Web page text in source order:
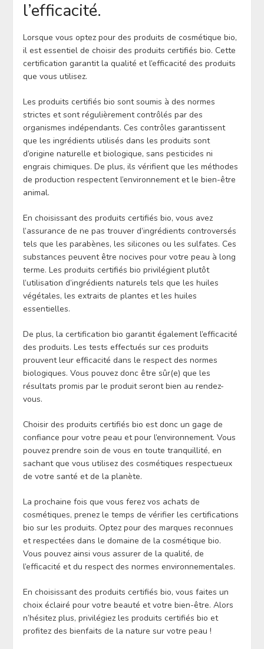
l’efficacité.
Lorsque vous optez pour des produits de cosmétique bio,
il est essentiel de choisir des produits certifiés bio. Cette
certification garantit la qualité et l’efficacité des produits
que vous utilisez.
Les produits certifiés bio sont soumis à des normes
strictes et sont régulièrement contrôlés par des
organismes indépendants. Ces contrôles garantissent
que les ingrédients utilisés dans les produits sont
d’origine naturelle et biologique, sans pesticides ni
engrais chimiques. De plus, ils vérifient que les méthodes
de production respectent l’environnement et le bien-être
animal.
En choisissant des produits certifiés bio, vous avez
l’assurance de ne pas trouver d’ingrédients controversés
tels que les parabènes, les silicones ou les sulfates. Ces
substances peuvent être nocives pour votre peau à long
terme. Les produits certifiés bio privilégient plutôt
l’utilisation d’ingrédients naturels tels que les huiles
végétales, les extraits de plantes et les huiles
essentielles.
De plus, la certification bio garantit également l’efficacité
des produits. Les tests effectués sur ces produits
prouvent leur efficacité dans le respect des normes
biologiques. Vous pouvez donc être sûr(e) que les
résultats promis par le produit seront bien au rendez-
vous.
Choisir des produits certifiés bio est donc un gage de
confiance pour votre peau et pour l’environnement. Vous
pouvez prendre soin de vous en toute tranquillité, en
sachant que vous utilisez des cosmétiques respectueux
de votre santé et de la planète.
La prochaine fois que vous ferez vos achats de
cosmétiques, prenez le temps de vérifier les certifications
bio sur les produits. Optez pour des marques reconnues
et respectées dans le domaine de la cosmétique bio.
Vous pouvez ainsi vous assurer de la qualité, de
l’efficacité et du respect des normes environnementales.
En choisissant des produits certifiés bio, vous faites un
choix éclairé pour votre beauté et votre bien-être. Alors
n’hésitez plus, privilégiez les produits certifiés bio et
profitez des bienfaits de la nature sur votre peau !